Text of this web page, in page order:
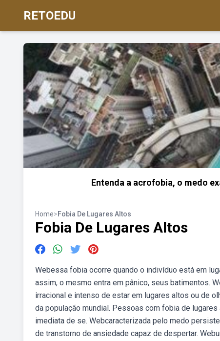
RETOEDU
Entenda a acrofobia, o medo
Home>Fobia De Lugares Altos
Fobia De Lugares Altos
Webessa fobia ocorre quando o indivíduo está em
assim, o mesmo entra em pânico, seus batimentos.
irracional e intenso de estar em lugares altos ou de
da população mundial. Pessoas com fobia de
imediata de se. Webcaracterizada pelo medo
de transtorno de ansiedade capaz de despertar.